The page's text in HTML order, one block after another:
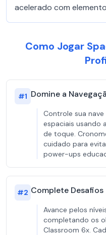
acelerado com
Como Jogar
#1 Domine a
Controle sua
espaciais usando
de toque.
cuidado para
power-ups
#2 Complete Desafios
Avance pelos
completando os
Classroom 6x.